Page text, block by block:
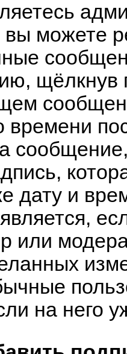
можете
щёлкнув
времени
дату и
или
на него